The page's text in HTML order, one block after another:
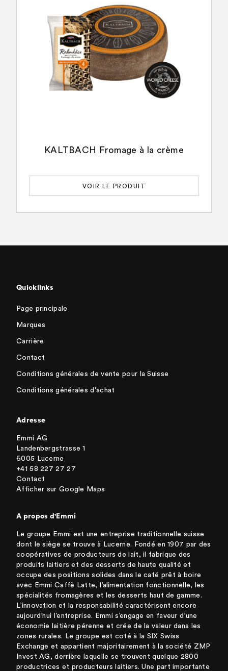
KALTBACH Fromage à la crème
VOIR LE PRODUIT
Quicklinks
Page principale
Marques
Carrière
Contact
Conditions générales de vente pour la Suisse
Conditions générales d'achat
Adresse
Emmi AG
Landenbergstrasse 1
6005 Lucerne
+41 58 227 27 27
Contact
Afficher sur Google Maps
A propos d'Emmi
Le groupe Emmi est une entreprise traditionnelle suisse
dont le siège se trouve à Lucerne. Fondé en 1907 par des
coopératives de producteurs de lait, il fabrique des
produits laitiers et des desserts de haute qualité et
occupe des positions solides dans le café prêt à boire
avec Emmi Caffè Latte, l’alimentation fonctionnelle, les
spécialités fromagères et les desserts haut de gamme.
L’innovation et la responsabilité caractérisent encore
aujourd’hui l’entreprise. Emmi s’engage en faveur d’une
économie laitière pérenne et crée de la valeur dans les
zones rurales. Le groupe est coté à la SIX Swiss
Exchange et appartient majoritairement à la société ZMP
Invest AG, derrière laquelle se trouvent quelque 2800
productrices et producteurs laitiers. Une part importante